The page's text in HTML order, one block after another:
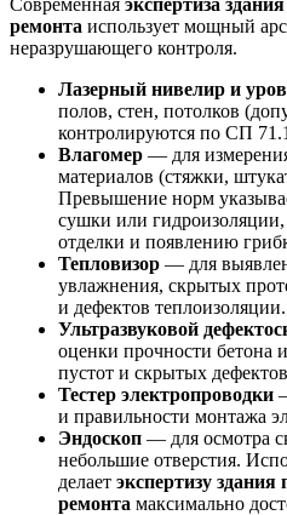
ремонта использует мощный
неразрушающего контроля.
Лазерный нивелир и
полов, стен, потолков
контролируются по СП
Влагомер — для
материалов (стяжки,
Превышение норм
сушки или
отделки и появлению
Тепловизор — для
увлажнения, скрытых
и дефектов теплоизоляции.
Ультразвуковой
оценки прочности бетона
пустот и скрытых
Тестер электропроводки
и правильности монтажа
Эндоскоп — для осмотра
небольшие отверстия.
делает экспертизу здания
ремонта максимально